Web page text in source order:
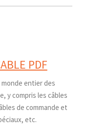
PDF
entier des
y compris les câbles
de commande et
etc.